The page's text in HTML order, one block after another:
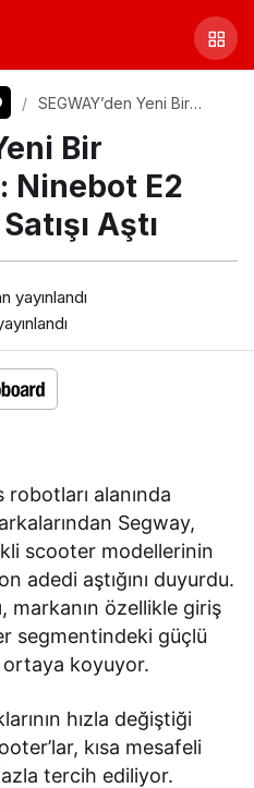
SEGWAY’den Yeni Bir
Serisi 1 Milyon Satışı Aştı
Bir
Ninebot E2
Aştı
yayınlandı
alanında
Segway,
scooter modellerinin
adedi aştığını duyurdu.
markanın özellikle giriş
segmentindeki güçlü
koyuyor.
hızla değiştiği
kısa mesafeli
tercih ediliyor.